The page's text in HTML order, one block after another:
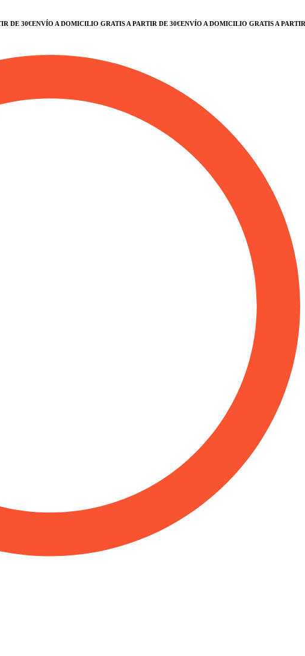
30€ENVÍO A DOMICILIO GRATIS A PARTIR DE 30€ENVÍO A DOMICILIO GRATIS A PARTIR